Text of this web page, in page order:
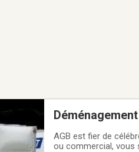
AGB est fier de
ou commercial, vous